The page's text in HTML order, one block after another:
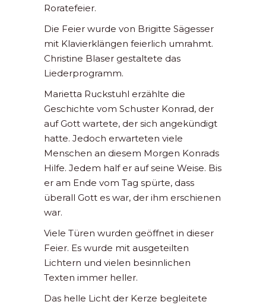
Roratefeier.
Die Feier wurde von Brigitte Sägesser
mit Klavierklängen feierlich umrahmt.
Christine Blaser gestaltete das
Liederprogramm.
Marietta Ruckstuhl erzählte die
Geschichte vom Schuster Konrad, der
auf Gott wartete, der sich angekündigt
hatte. Jedoch erwarteten viele
Menschen an diesem Morgen Konrads
Hilfe. Jedem half er auf seine Weise. Bis
er am Ende vom Tag spürte, dass
überall Gott es war, der ihm erschienen
war.
Viele Türen wurden geöffnet in dieser
Feier. Es wurde mit ausgeteilten
Lichtern und vielen besinnlichen
Texten immer heller.
Das helle Licht der Kerze begleitete